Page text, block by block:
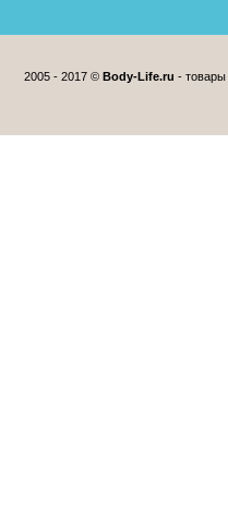
2005 - 2017 © Body-Life.ru - товары